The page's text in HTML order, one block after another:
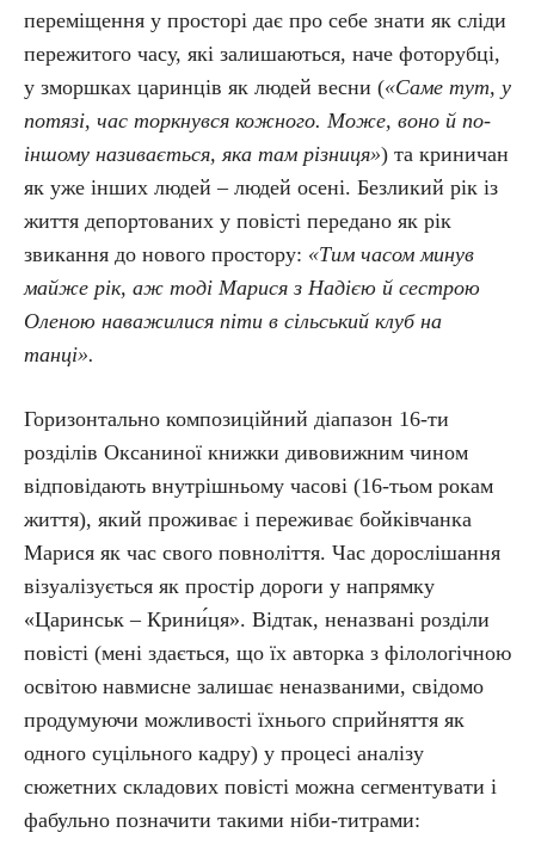
переміщення у просторі дає про себе знати як сліди
пережитого часу, які залишаються, наче фоторубці,
у зморшках царинців як людей весни («Саме тут, у
потязі, час торкнувся кожного. Може, воно й по-
іншому називається, яка там різниця») та криничан
як уже інших людей – людей осені. Безликий рік із
життя депортованих у повісті передано як рік
звикання до нового простору: «Тим часом минув
майже рік, аж тоді Марися з Надією й сестрою
Оленою наважилися піти в сільський клуб на
танці».
Горизонтально композиційний діапазон 16-ти
розділів Оксаниної книжки дивовижним чином
відповідають внутрішньому часові (16-тьом рокам
життя), який проживає і переживає бойківчанка
Марися як час свого повноліття. Час дорослішання
візуалізується як простір дороги у напрямку
«Царинськ – Крини́ця». Відтак, неназвані розділи
повісті (мені здається, що їх авторка з філологічною
освітою навмисне залишає неназваними, свідомо
продумуючи можливості їхнього сприйняття як
одного суцільного кадру) у процесі аналізу
сюжетних складових повісті можна сегментувати і
фабульно позначити такими ніби-титрами: